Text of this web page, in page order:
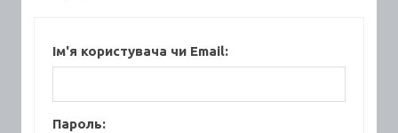
Ім'я користувача чи Email:
Пароль: